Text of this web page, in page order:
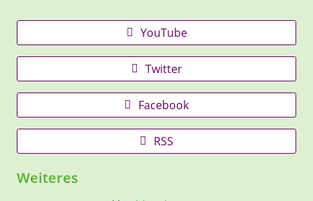
YouTube
Twitter
Facebook
RSS
Weiteres